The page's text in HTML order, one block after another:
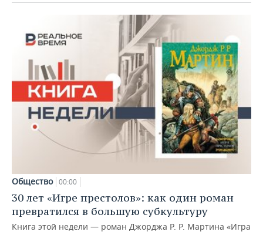
Общество 00:00
30 лет «Игре престолов»: как один роман
превратился в большую субкультуру
Книга этой недели — роман Джорджа Р. Р. Мартина «Игра